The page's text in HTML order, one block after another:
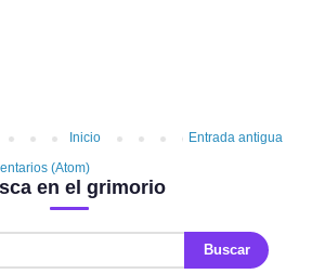
Entrada antigua
Inicio
(Atom)
en el grimorio